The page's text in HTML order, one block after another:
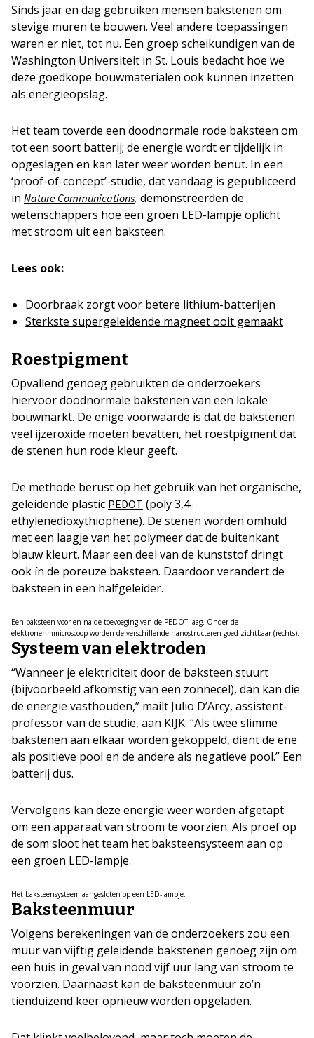
Sinds jaar en dag gebruiken mensen bakstenen om
stevige muren te bouwen. Veel andere toepassingen
waren er niet, tot nu. Een groep scheikundigen van de
Washington Universiteit in St. Louis bedacht hoe we
deze goedkope bouwmaterialen ook kunnen inzetten
als energieopslag.
Het team toverde een doodnormale rode baksteen om
tot een soort batterij; de energie wordt er tijdelijk in
opgeslagen en kan later weer worden benut. In een
‘proof-of-concept’-studie, dat vandaag is gepubliceerd
in Nature Communications, demonstreerden de
wetenschappers hoe een groen LED-lampje oplicht
met stroom uit een baksteen.
Lees ook:
Doorbraak zorgt voor betere lithium-batterijen
Sterkste supergeleidende magneet ooit gemaakt
Roestpigment
Opvallend genoeg gebruikten de onderzoekers
hiervoor doodnormale bakstenen van een lokale
bouwmarkt. De enige voorwaarde is dat de bakstenen
veel ijzeroxide moeten bevatten, het roestpigment dat
de stenen hun rode kleur geeft.
De methode berust op het gebruik van het organische,
geleidende plastic PEDOT (poly 3,4-
ethylenedioxythiophene). De stenen worden omhuld
met een laagje van het polymeer dat de buitenkant
blauw kleurt. Maar een deel van de kunststof dringt
ook ín de poreuze baksteen. Daardoor verandert de
baksteen in een halfgeleider.
Een baksteen voor en na de toevoeging van de PEDOT-laag. Onder de
elektronenmmicroscoop worden de verschillende nanostructeren goed zichtbaar (rechts).
Systeem van elektroden
“Wanneer je elektriciteit door de baksteen stuurt
(bijvoorbeeld afkomstig van een zonnecel), dan kan die
de energie vasthouden,” mailt Julio D’Arcy, assistent-
professor van de studie, aan KIJK. “Als twee slimme
bakstenen aan elkaar worden gekoppeld, dient de ene
als positieve pool en de andere als negatieve pool.” Een
batterij dus.
Vervolgens kan deze energie weer worden afgetapt
om een apparaat van stroom te voorzien. Als proef op
de som sloot het team het baksteensysteem aan op
een groen LED-lampje.
Het baksteensysteem aangesloten op een LED-lampje.
Baksteenmuur
Volgens berekeningen van de onderzoekers zou een
muur van vijftig geleidende bakstenen genoeg zijn om
een huis in geval van nood vijf uur lang van stroom te
voorzien. Daarnaast kan de baksteenmuur zo’n
tienduizend keer opnieuw worden opgeladen.